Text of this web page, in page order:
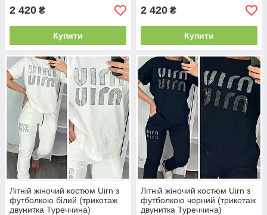
2 420 ₴
Купити
2 420 ₴
Купити
Літній жіночий костюм Uirn з
футболкою білий (трикотаж
двунитка Туреччина)
Літній жіночий костюм Uirn з
футболкою чорний (трикотаж
двунитка Туреччина)